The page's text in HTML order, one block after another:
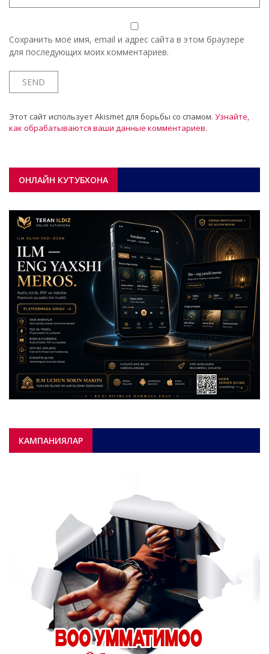
Сохранить моё имя, email и адрес сайта в этом браузере
для последующих моих комментариев.
Этот сайт использует Akismet для борьбы со спамом. Узнайте,
как обрабатываются ваши данные комментариев.
ОНЛАЙН КУТУБХОНА
КАМПАНИЯЛАР